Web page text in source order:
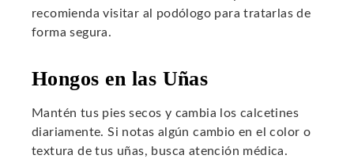
recomienda visitar al podólogo para tratarlas de
forma segura.
Hongos en las Uñas
Mantén tus pies secos y cambia los calcetines
diariamente. Si notas algún cambio en el color o
textura de tus uñas, busca atención médica.